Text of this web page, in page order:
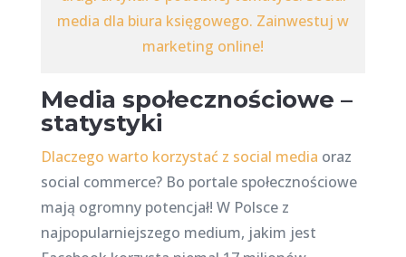
media dla biura księgowego. Zainwestuj w
marketing online!
Media społecznościowe –
statystyki
Dlaczego warto korzystać z social media oraz
social commerce? Bo portale społecznościowe
mają ogromny potencjał! W Polsce z
najpopularniejszego medium, jakim jest